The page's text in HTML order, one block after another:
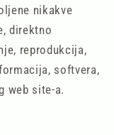
nikakve
direktno
reprodukcija,
softvera,
web site-a.